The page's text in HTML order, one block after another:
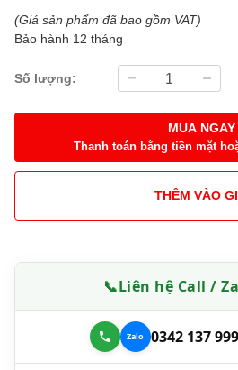
(Giá sản phẩm đã bao gồm VAT)
Bảo hành 12 tháng
Số lượng:
MUA NGAY
Thanh toán bằng tiền mặt
THÊM VÀO
📞Liên hệ Call /
0342 137 999